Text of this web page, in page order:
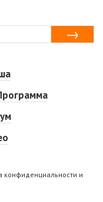
конфиденциальности и